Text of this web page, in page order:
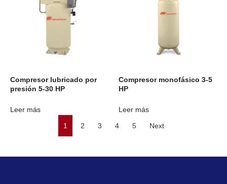
Compresor lubricado por
presión 5-30 HP
Leer más
Compresor monofásico 3-5
HP
Leer más
1
2 3 4 5 Next